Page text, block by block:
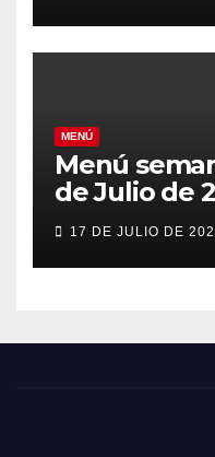
MENÚ
Menú
de Julio de
17 DE JULIO DE